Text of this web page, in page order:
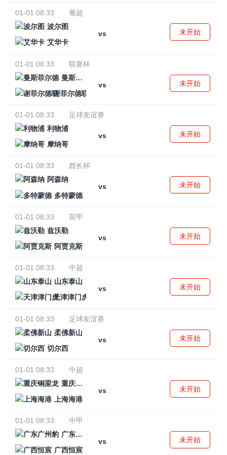
01-01 08:33
葡超
波尔图
vs
艾华卡
未开始
01-01 08:33
联赛杯
曼斯菲尔德
vs
谢菲尔德联
未开始
01-01 08:33
足球友谊赛
利物浦
vs
摩纳哥
未开始
01-01 08:33
酋长杯
阿森纳
vs
多特蒙德
未开始
01-01 08:33
荷甲
兹沃勒
vs
阿贾克斯
未开始
01-01 08:33
中超
山东泰山
vs
天津津门虎
未开始
01-01 08:33
足球友谊赛
柔佛新山
vs
切尔西
未开始
01-01 08:33
中超
重庆铜梁龙
vs
上海海港
未开始
01-01 08:33
中甲
广东广州豹
vs
广西恒宸
未开始